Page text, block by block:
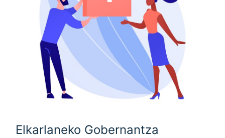
Elkarlaneko Gobernantza